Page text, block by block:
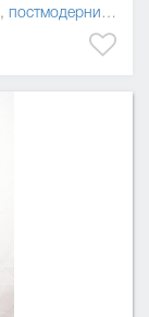
, постмодернизм